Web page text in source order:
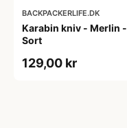
BACKPACKERLIFE.DK
Karabin kniv - Merlin -
Sort
129,00 kr